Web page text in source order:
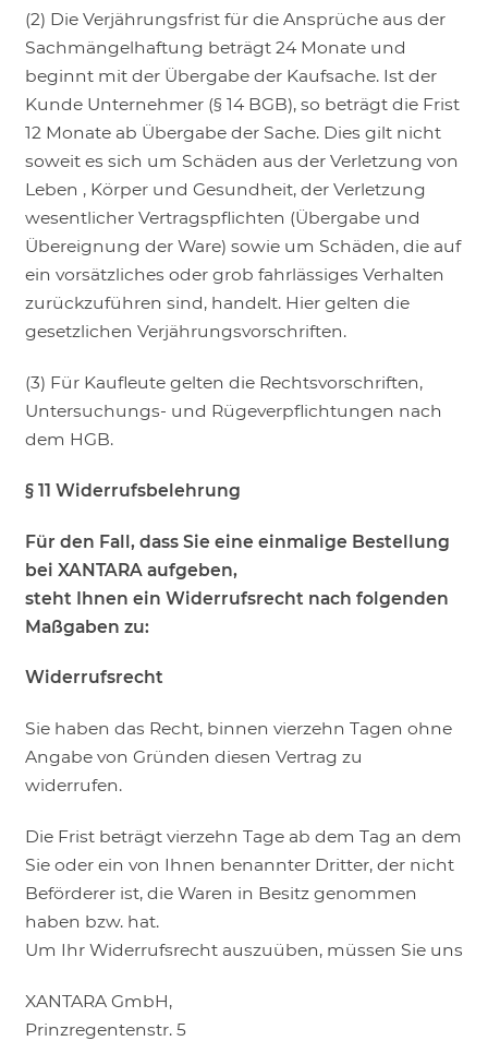
(2) Die Verjährungsfrist für die Ansprüche aus der
Sachmängelhaftung beträgt 24 Monate und
beginnt mit der Übergabe der Kaufsache. Ist der
Kunde Unternehmer (§ 14 BGB), so beträgt die Frist
12 Monate ab Übergabe der Sache. Dies gilt nicht
soweit es sich um Schäden aus der Verletzung von
Leben , Körper und Gesundheit, der Verletzung
wesentlicher Vertragspflichten (Übergabe und
Übereignung der Ware) sowie um Schäden, die auf
ein vorsätzliches oder grob fahrlässiges Verhalten
zurückzuführen sind, handelt. Hier gelten die
gesetzlichen Verjährungsvorschriften.
(3) Für Kaufleute gelten die Rechtsvorschriften,
Untersuchungs- und Rügeverpflichtungen nach
dem HGB.
§ 11 Widerrufsbelehrung
Für den Fall, dass Sie eine einmalige Bestellung
bei XANTARA aufgeben,
steht Ihnen ein Widerrufsrecht nach folgenden
Maßgaben zu:
Widerrufsrecht
Sie haben das Recht, binnen vierzehn Tagen ohne
Angabe von Gründen diesen Vertrag zu
widerrufen.
Die Frist beträgt vierzehn Tage ab dem Tag an dem
Sie oder ein von Ihnen benannter Dritter, der nicht
Beförderer ist, die Waren in Besitz genommen
haben bzw. hat.
Um Ihr Widerrufsrecht auszuüben, müssen Sie uns
XANTARA GmbH,
Prinzregentenstr. 5